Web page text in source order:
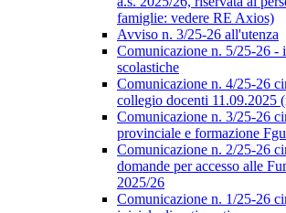
famiglie: vedere RE Axios)
Avviso n. 3/25-26 all'utenza
Comunicazione n. 5/25-26 -
scolastiche
Comunicazione n. 4/25-26
collegio docenti 11.09.2025
Comunicazione n. 3/25-26
provinciale e formazione Fgu
Comunicazione n. 2/25-26
domande per accesso alle
2025/26
Comunicazione n. 1/25-26